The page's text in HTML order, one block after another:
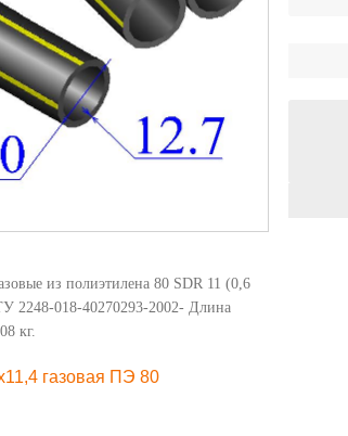
из полиэтилена 80 SDR 11 (0,6
2248-018-40270293-2002- Длина
кг.
газовая ПЭ 80